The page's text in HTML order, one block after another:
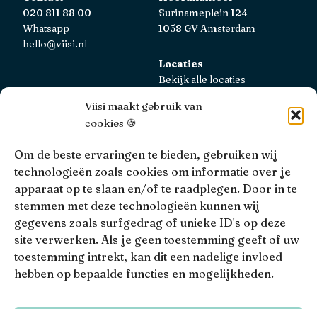
Viisi maakt gebruik van
cookies 🍪
Om de beste ervaringen te bieden, gebruiken wij
technologieën zoals cookies om informatie over je
apparaat op te slaan en/of te raadplegen. Door in te
stemmen met deze technologieën kunnen wij
gegevens zoals surfgedrag of unieke ID's op deze
site verwerken. Als je geen toestemming geeft of uw
toestemming intrekt, kan dit een nadelige invloed
hebben op bepaalde functies en mogelijkheden.
020 811 88 00
Whatsapp
hello@viisi.nl
Surinameplein 124
1058 GV Amsterdam
Locaties
Bekijk alle locaties
Viisi Hypotheken is geregistreerd bij de AFM.
Niet tevreden over onze interne klachtbehandeling, dan
kun je terecht bijKiFiD.
• 4.9 • • 1517 Reviews